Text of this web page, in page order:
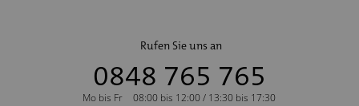
Rufen Sie uns an
0848 765 765
Mo bis Fr 08:00 bis 12:00 / 13:30 bis 17:30